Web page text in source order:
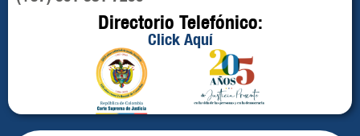
Directorio Telefónico:
Click Aquí